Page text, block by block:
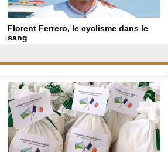
Florent Ferrero, le cyclisme dans le
sang